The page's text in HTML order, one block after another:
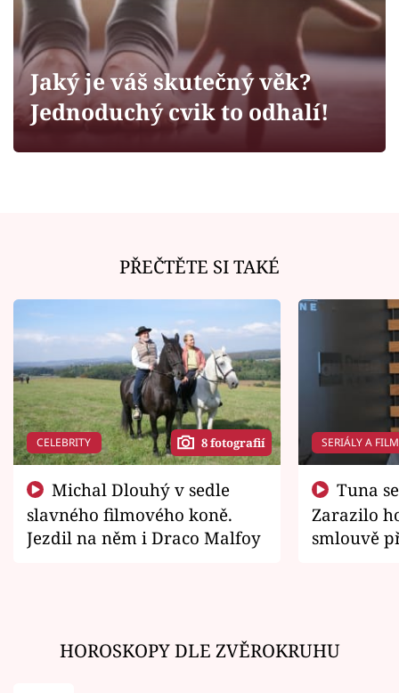
Sledujte prima+
Filmový festival Karlovy Vary
Sledujte nás
Jaký je váš skutečný věk?
Jednoduchý cvik to odhalí!
PŘEČTĚTE SI TAKÉ
CELEBRITY 8 fotografií
slavného filmového koně.
Jezdil na něm i Draco Malfoy
SERIÁLY A
Zarazilo
smlouvě
HOROSKOPY DLE ZVĚROKRUHU